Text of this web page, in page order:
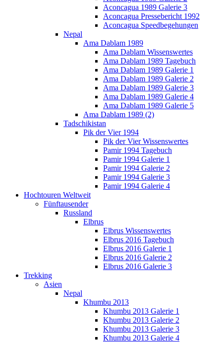
Aconcagua 1989 Galerie 3
Aconcagua Pressebericht 1992
Aconcagua Speedbegehungen
Nepal
Ama Dablam 1989
Ama Dablam Wissenswertes
Ama Dablam 1989 Tagebuch
Ama Dablam 1989 Galerie 1
Ama Dablam 1989 Galerie 2
Ama Dablam 1989 Galerie 3
Ama Dablam 1989 Galerie 4
Ama Dablam 1989 Galerie 5
Ama Dablam 1989 (2)
Tadschikistan
Pik der Vier 1994
Pik der Vier Wissenswertes
Pamir 1994 Tagebuch
Pamir 1994 Galerie 1
Pamir 1994 Galerie 2
Pamir 1994 Galerie 3
Pamir 1994 Galerie 4
Hochtouren Weltweit
Fünftausender
Russland
Elbrus
Elbrus Wissenswertes
Elbrus 2016 Tagebuch
Elbrus 2016 Galerie 1
Elbrus 2016 Galerie 2
Elbrus 2016 Galerie 3
Trekking
Asien
Nepal
Khumbu 2013
Khumbu 2013 Galerie 1
Khumbu 2013 Galerie 2
Khumbu 2013 Galerie 3
Khumbu 2013 Galerie 4